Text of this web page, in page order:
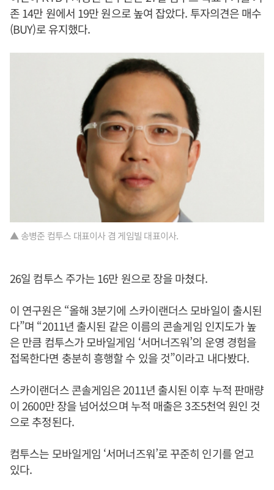
존 14만 원에서 19만 원으로 높여 잡았다. 투자의견은 매수
(BUY)로 유지했다.
▲ 송병준 컴투스 대표이사 겸 게임빌 대표이사.
26일 컴투스 주가는 16만 원으로 장을 마쳤다.
이 연구원은 “올해 3분기에 스카이랜더스 모바일이 출시된
다”며 “2011년 출시된 같은 이름의 콘솔게임 인지도가 높
은 만큼 컴투스가 모바일게임 ‘서머너즈워’의 운영 경험을
접목한다면 충분히 흥행할 수 있을 것”이라고 내다봤다.
스카이랜더스 콘솔게임은 2011년 출시된 이후 누적 판매량
이 2600만 장을 넘어섰으며 누적 매출은 3조5천억 원인 것
으로 추정된다.
컴투스는 모바일게임 ‘서머너즈워’로 꾸준히 인기를 얻고
있다.